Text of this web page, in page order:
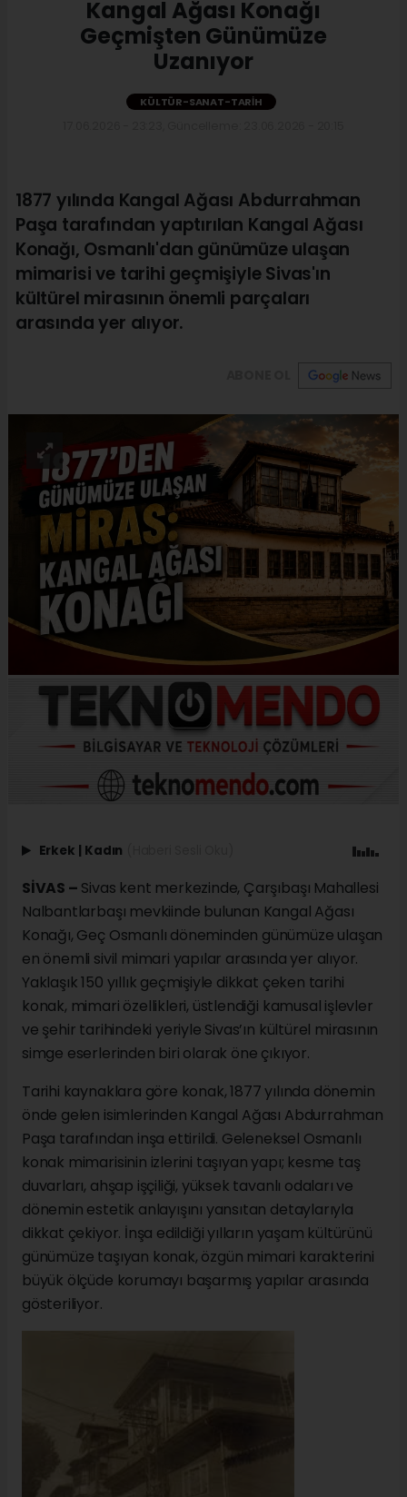
Kangal Ağası Konağı
Geçmişten Günümüze
Uzanıyor
KÜLTÜR-SANAT-TARIH
1877 yılında Kangal Ağası Abdurrahman
Paşa tarafından yaptırılan Kangal Ağası
Konağı, Osmanlı'dan günümüze ulaşan
mimarisi ve tarihi geçmişiyle Sivas'ın
kültürel mirasının önemli parçaları
arasında yer alıyor.
Erkek | Kadın
SİVAS – Sivas kent merkezinde, Çarşıbaşı Mahallesi
Nalbantlarbaşı mevkiinde bulunan Kangal Ağası
Konağı, Geç Osmanlı döneminden günümüze ulaşan
en önemli sivil mimari yapılar arasında yer alıyor.
Yaklaşık 150 yıllık geçmişiyle dikkat çeken tarihi
konak, mimari özellikleri, üstlendiği kamusal işlevler
ve şehir tarihindeki yeriyle Sivas’ın kültürel mirasının
simge eserlerinden biri olarak öne çıkıyor.
Tarihi kaynaklara göre konak, 1877 yılında dönemin
önde gelen isimlerinden Kangal Ağası Abdurrahman
Paşa tarafından inşa ettirildi. Geleneksel Osmanlı
konak mimarisinin izlerini taşıyan yapı; kesme taş
duvarları, ahşap işçiliği, yüksek tavanlı odaları ve
dönemin estetik anlayışını yansıtan detaylarıyla
dikkat çekiyor. İnşa edildiği yılların yaşam kültürünü
günümüze taşıyan konak, özgün mimari karakterini
büyük ölçüde korumayı başarmış yapılar arasında
gösteriliyor.